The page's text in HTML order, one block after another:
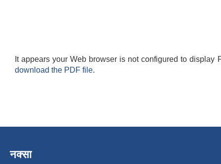
It appears your Web browser is not configured to display
download the PDF file.
नक्सा